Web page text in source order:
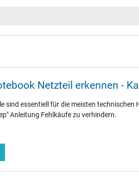
Nein
Netzteil erkennen -
sind essentiell für die meisten
Anleitung Fehlkäufe zu verhindern.